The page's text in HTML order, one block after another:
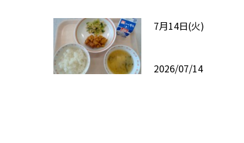
7月14日(火)
2026/07/14